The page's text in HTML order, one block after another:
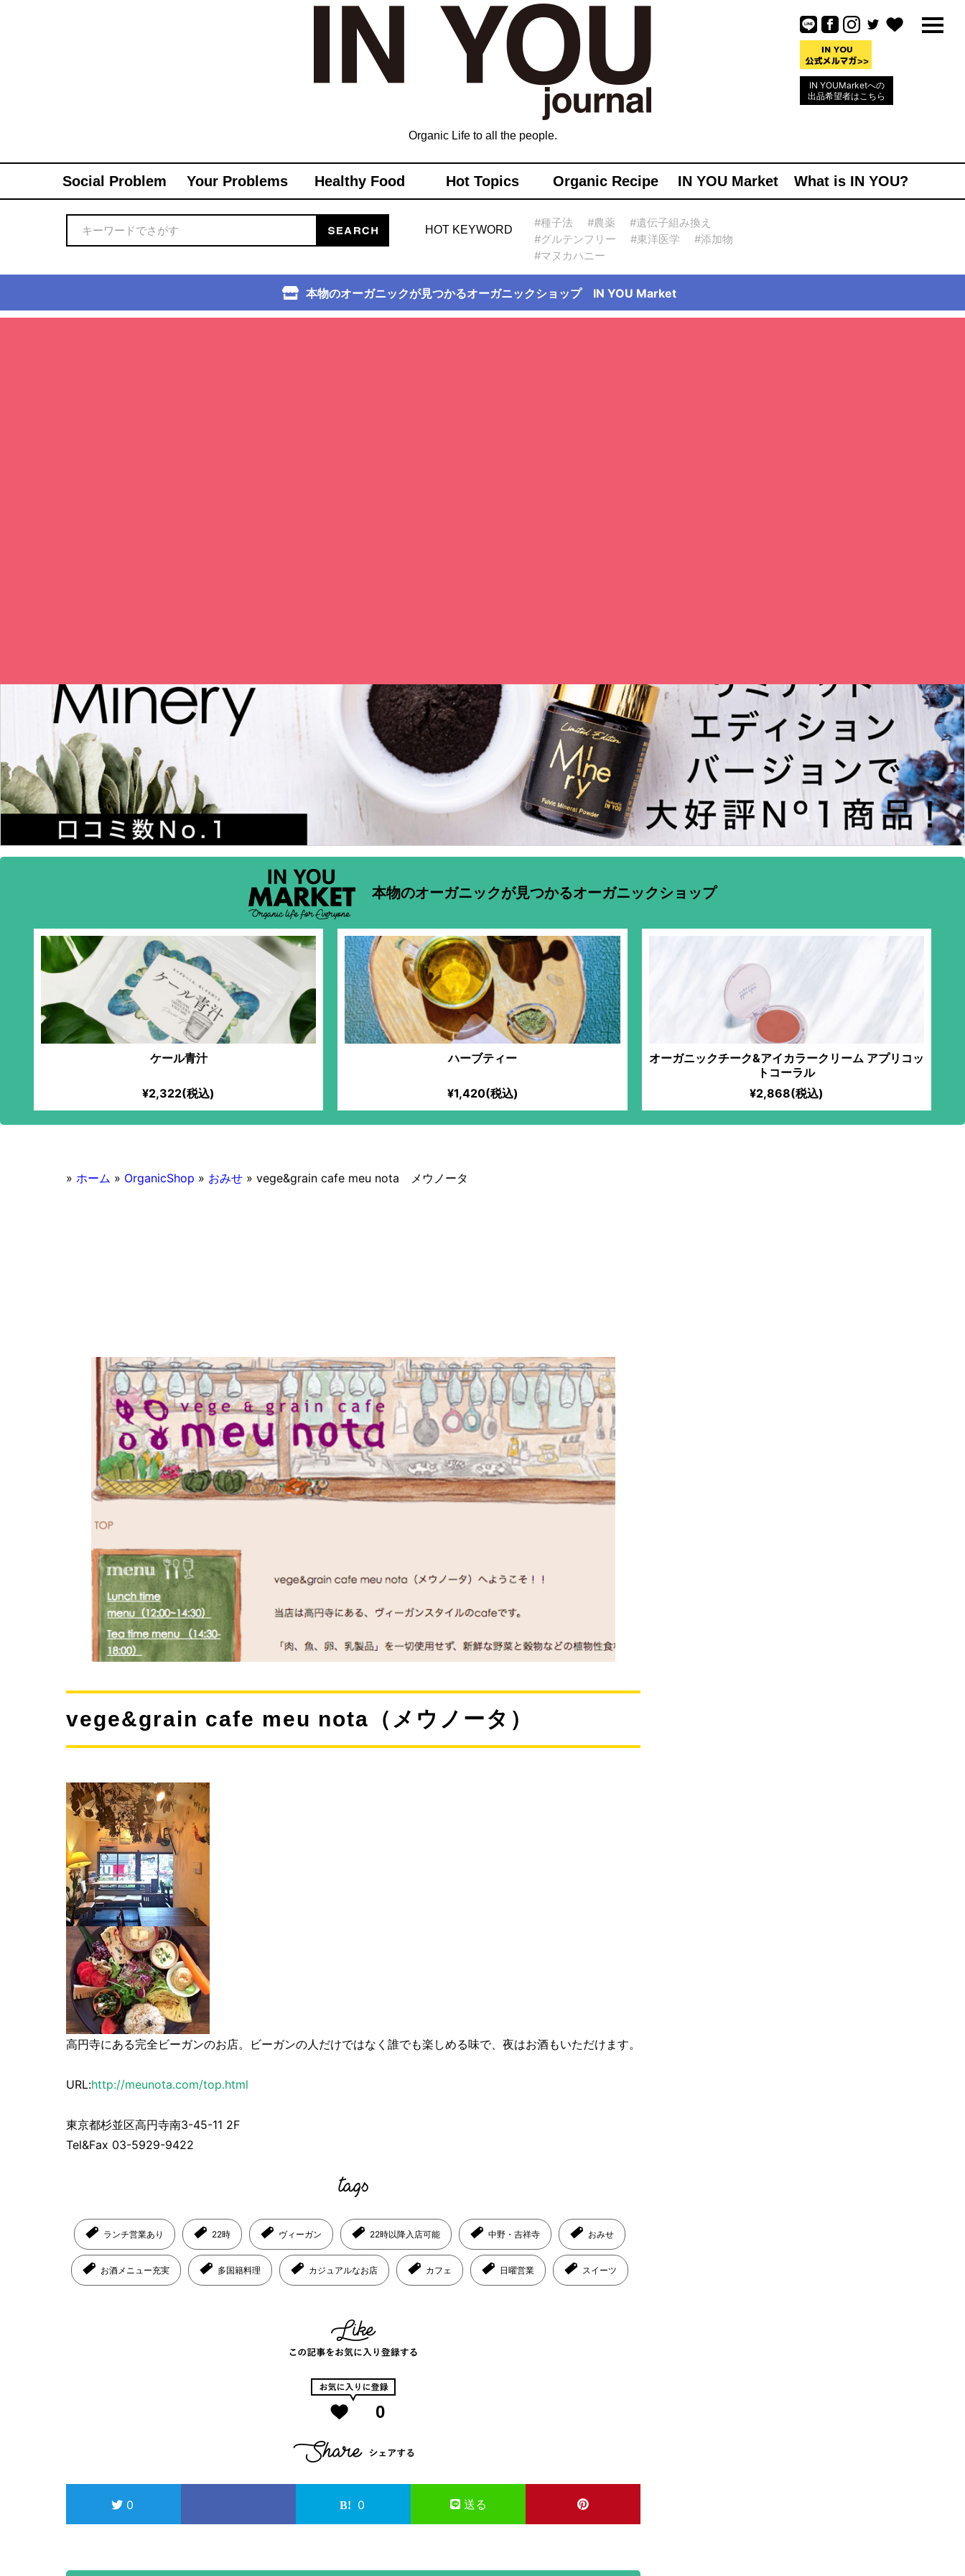
IN YOUMarketへの
出品希望者はこちら
Organic Life to all the people.
Social Problem Your Problems Healthy Food Hot Topics Organic Recipe IN YOU Market What is IN YOU?
HOT KEYWORD
#種子法 #農薬
#遺伝子組み換え
#グルテンフリー
#東洋医学
#添加物
#マヌカハニー
本物のオーガニックが見つかるオーガニックショップ IN YOU Market
本物のオーガニックが見つかるオーガニックショップ
ケール青汁
¥2,322(税込)
ハーブティー
¥1,420(税込)
オーガニックチーク&アイカラークリーム アプリコッ
トコーラル
¥2,868(税込)
» ホーム » OrganicShop » おみせ » vege&grain cafe meu nota メウノータ
vege&grain cafe meu nota（メウノータ）
高円寺にある完全ビーガンのお店。ビーガンの人だけではなく誰でも楽しめる味で、夜はお酒もいただけます。
URL:http://meunota.com/top.html
東京都杉並区高円寺南3-45-11 2F
Tel&Fax 03-5929-9422
ランチ営業あり 22時 ヴィーガン 22時以降入店可能 中野・吉祥寺 おみせ
お酒メニュー充実 多国籍料理 カジュアルなお店 カフェ 日曜営業 スイーツ
0
0 0 送る